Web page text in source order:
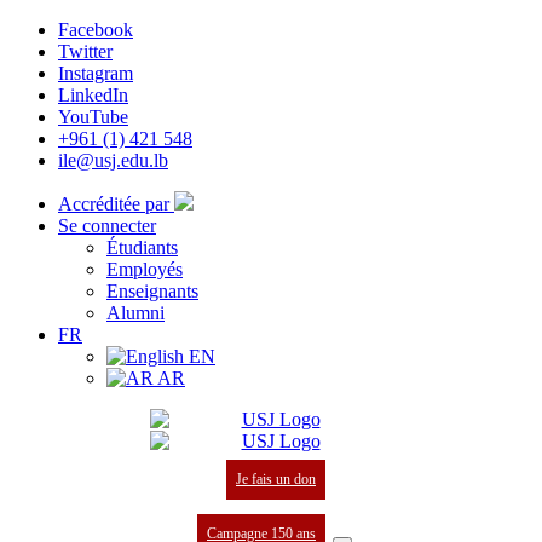
Facebook
Twitter
Instagram
LinkedIn
YouTube
+961 (1) 421 548
ile@usj.edu.lb
Accréditée par
Se connecter
Étudiants
Employés
Enseignants
Alumni
FR
EN
AR
Je fais un don
Campagne 150 ans